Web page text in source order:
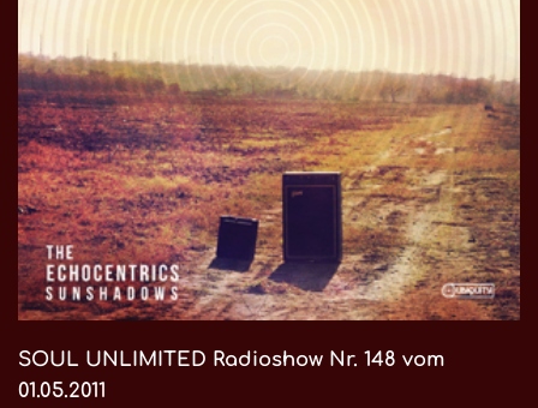
SOUL UNLIMITED Radioshow Nr. 148 vom
01.05.2011